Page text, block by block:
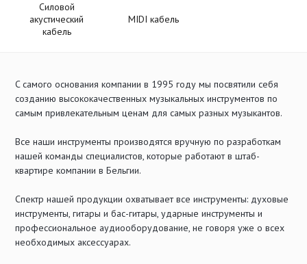
Силовой
акустический
кабель
MIDI кабель
C самого основания компании в 1995 году мы посвятили себя
созданию высококачественных музыкальных инструментов по
самым привлекательным ценам для самых разных музыкантов.
Все наши инструменты производятся вручную по разработкам
нашей команды специалистов, которые работают в штаб-
квартире компании в Бельгии.
Спектр нашей продукции охватывает все инструменты: духовые
инструменты, гитары и бас-гитары, ударные инструменты и
профессиональное аудиооборудование, не говоря уже о всех
необходимых аксессуарах.